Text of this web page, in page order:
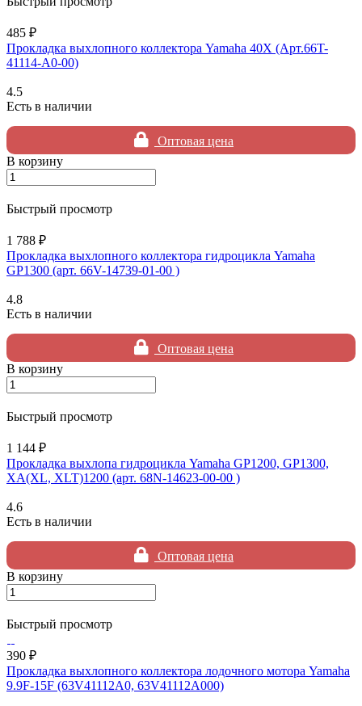
485 ₽
Прокладка выхлопного коллектора Yamaha 40X (Арт.66T-
41114-A0-00)
4.5
Есть в наличии
Оптовая цена
В корзину
Быстрый просмотр
1 788 ₽
Прокладка выхлопного коллектора гидроцикла Yamaha
GP1300 (арт. 66V-14739-01-00 )
4.8
Есть в наличии
Оптовая цена
В корзину
Быстрый просмотр
1 144 ₽
Прокладка выхлопа гидроцикла Yamaha GP1200, GP1300,
XA(XL, XLT)1200 (арт. 68N-14623-00-00 )
4.6
Есть в наличии
Оптовая цена
В корзину
Быстрый просмотр
390 ₽
Прокладка выхлопного коллектора лодочного мотора Yamaha
9.9F-15F (63V41112A0, 63V41112A000)